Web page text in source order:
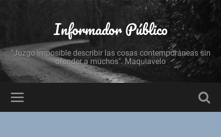
Informador Público
"Juzgo imposible describir las cosas contemporáneas sin
ofender a muchos". Maquiavelo